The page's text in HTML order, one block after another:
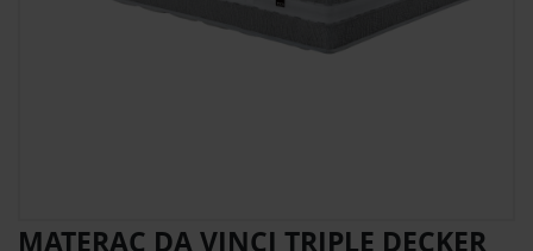
MATERAC DA VINCI TRIPLE DECKER